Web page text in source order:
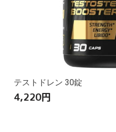
テストドレン 30錠
4,220円